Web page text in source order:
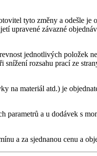
tyto změny a odešle
upravené závazné
jednotlivých položek
rozsahu prací ze
materiál atd.) je
a u dodávek s
a za sjednanou cenu a